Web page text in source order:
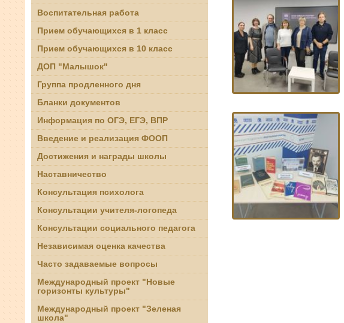
Воспитательная работа
Прием обучающихся в 1 класс
Прием обучающихся в 10 класс
ДОП "Малышок"
Группа продленного дня
Бланки документов
Информация по ОГЭ, ЕГЭ, ВПР
Введение и реализация ФООП
Достижения и награды школы
Наставничество
Консультация психолога
Консультации учителя-логопеда
Консультации социального педагога
Независимая оценка качества
Часто задаваемые вопросы
Международный проект "Новые
горизонты культуры"
Международный проект "Зеленая
школа"